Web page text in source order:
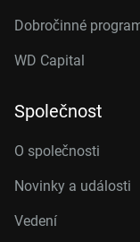
Dobročinné
WD Capital
Společnost
O společnosti
Novinky a události
Vedení